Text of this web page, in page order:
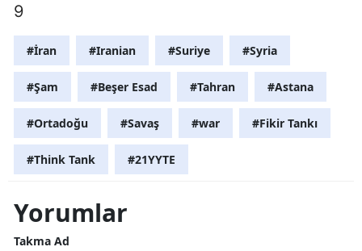
9
#İran #Iranian #Suriye #Syria
#Şam #Beşer Esad #Tahran #Astana
#Ortadoğu #Savaş #war #Fikir Tankı
#Think Tank #21YYTE
Yorumlar
Takma Ad